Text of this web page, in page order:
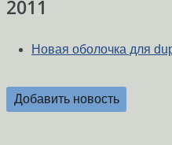
2011
Новая оболочка для
Добавить новость